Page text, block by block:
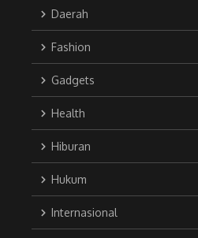
Daerah
Fashion
Gadgets
Health
Hiburan
Hukum
Internasional